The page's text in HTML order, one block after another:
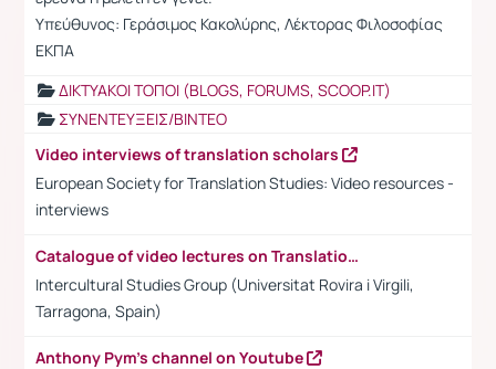
Υπεύθυνος: Γεράσιμος Κακολύρης, Λέκτορας Φιλοσοφίας
ΕΚΠΑ
ΔΙΚΤΥΑΚΟΙ ΤΟΠΟΙ (BLOGS, FORUMS, SCOOP.IT)
ΣΥΝΕΝΤΕΥΞΕΙΣ/ΒΙΝΤΕΟ
Video interviews of translation scholars
European Society for Translation Studies: Video resources -
interviews
Catalogue of video lectures on Translation and Intercultural Studies
Intercultural Studies Group (Universitat Rovira i Virgili,
Tarragona, Spain)
Anthony Pym's channel on Youtube